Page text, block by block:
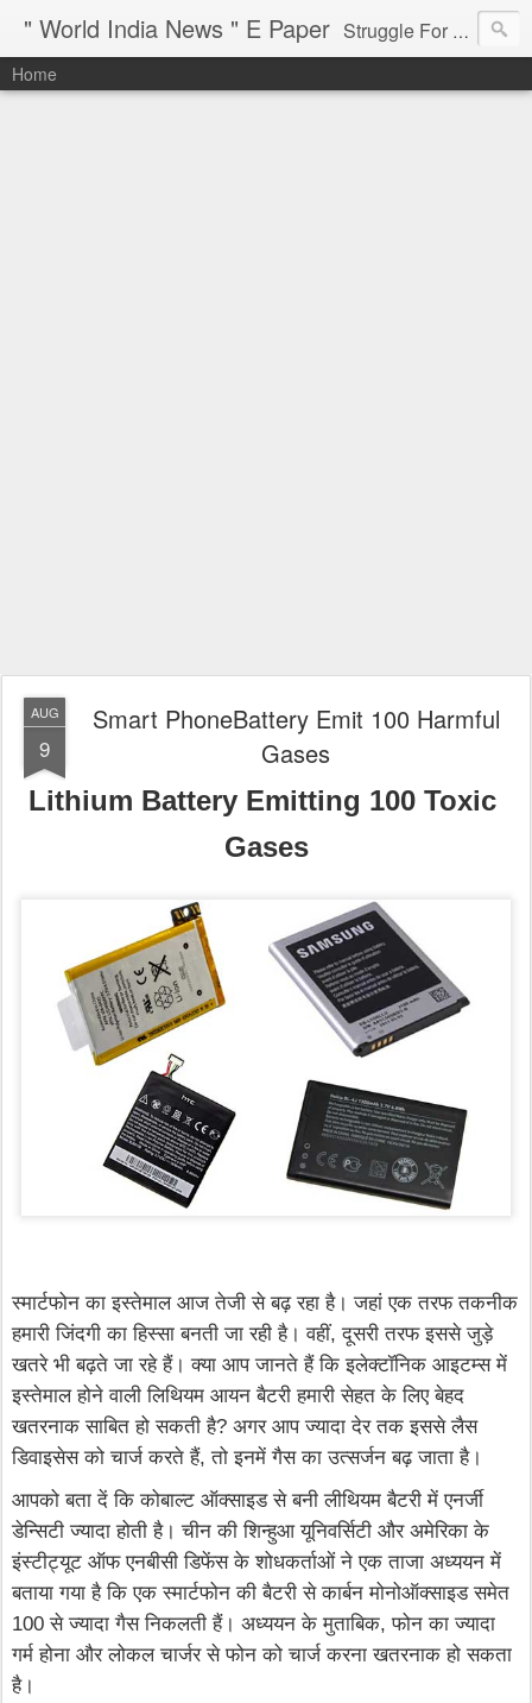
" World India News " E Paper Struggle For Justice
Home
AUG
9
Smart PhoneBattery Emit 100 Harmful
Gases
Lithium Battery Emitting 100 Toxic
Gases
स्मार्टफोन का इस्तेमाल आज तेजी से बढ़ रहा है। जहां एक तरफ तकनीक
हमारी जिंदगी का हिस्सा बनती जा रही है। वहीं, दूसरी तरफ इससे जुड़े
खतरे भी बढ़ते जा रहे हैं। क्या आप जानते हैं कि इलेक्टॉनिक आइटम्स में
इस्तेमाल होने वाली लिथियम आयन बैटरी हमारी सेहत के लिए बेहद
खतरनाक साबित हो सकती है? अगर आप ज्यादा देर तक इससे लैस
डिवाइसेस को चार्ज करते हैं, तो इनमें गैस का उत्सर्जन बढ़ जाता है।
आपको बता दें कि कोबाल्ट ऑक्साइड से बनी लीथियम बैटरी में एनर्जी
डेन्सिटी ज्यादा होती है। चीन की शिन्हुआ यूनिवर्सिटी और अमेरिका के
इंस्टीट्यूट ऑफ एनबीसी डिफेंस के शोधकर्ताओं ने एक ताजा अध्ययन में
बताया गया है कि एक स्मार्टफोन की बैटरी से कार्बन मोनोऑक्साइड समेत
100 से ज्यादा गैस निकलती हैं। अध्ययन के मुताबिक, फोन का ज्यादा
गर्म होना और लोकल चार्जर से फोन को चार्ज करना खतरनाक हो सकता
है।